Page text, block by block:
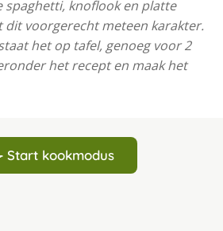
spaghetti, knoflook en platte
dit voorgerecht meteen karakter.
het op tafel, genoeg voor 2
het recept en maak het
Start kookmodus